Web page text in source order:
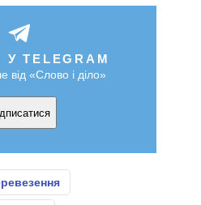
TELEGRAM
від «Слово і діло»